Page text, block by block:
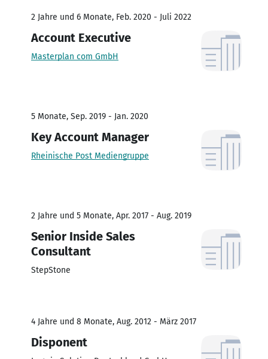
2 Jahre und 6 Monate, Feb. 2020 - Juli 2022
Account Executive
Masterplan com GmbH
5 Monate, Sep. 2019 - Jan. 2020
Key Account Manager
Rheinische Post Mediengruppe
2 Jahre und 5 Monate, Apr. 2017 - Aug. 2019
Senior Inside Sales
Consultant
StepStone
4 Jahre und 8 Monate, Aug. 2012 - März 2017
Disponent